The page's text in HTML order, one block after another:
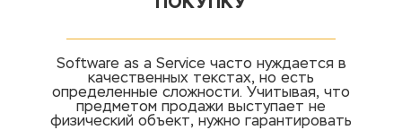
Software as a Service часто нуждается в
качественных текстах, но есть
определенные сложности. Учитывая, что
предметом продажи выступает не
физический объект, нужно гарантировать